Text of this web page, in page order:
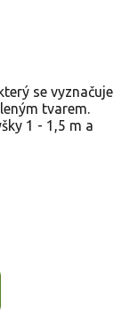
se vyznačuje
tvarem.
1 - 1,5 m a